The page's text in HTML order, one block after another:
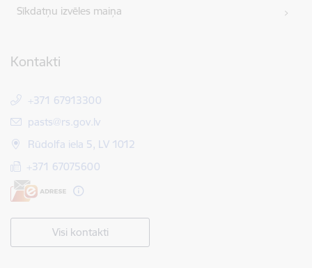
Sīkdatņu izvēles maiņa
Kontakti
+371 67913300
E-pasts:
pasts@rs.gov.lv
Rūdolfa iela 5, LV 1012
+371 67075600
Visi kontakti